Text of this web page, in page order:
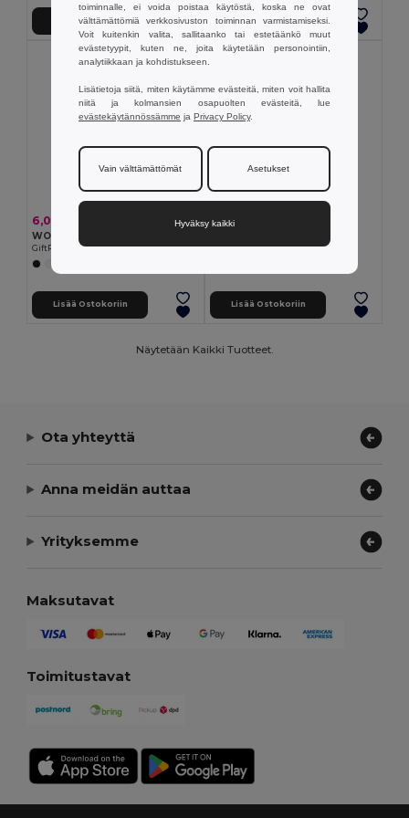
Lisää Ostokoriin Lisää Ostokoriin
6,06 €
WOOLER
GiftRetail MO2492
Lisää Ostokoriin
9,41 €
GiftRetail MO2518
Lisää Ostokoriin
Näytetään Kaikki Tuotteet.
Ota yhteyttä
Anna meidän auttaa
Yrityksemme
Maksutavat
Toimitustavat
toiminnalle, ei voida poistaa käytöstä, koska ne ovat
välttämättömiä verkkosivuston toiminnan varmistamiseksi.
Voit kuitenkin valita, sallitaanko tai estetäänkö muut
evästetyypit, kuten ne, joita käytetään personointiin,
analytiikkaan ja kohdistukseen.
Lisätietoja siitä, miten käytämme evästeitä, miten voit hallita
niitä ja kolmansien osapuolten evästeitä, lue
evästekäytännössämme ja Privacy Policy.
Vain välttämättömät Asetukset
Hyväksy kaikki